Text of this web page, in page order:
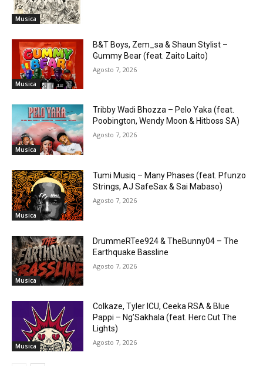
Musica
Musica
B&T Boys, Zem_sa & Shaun Stylist –
Gummy Bear (feat. Zaito Laito)
Agosto 7, 2026
Musica
Tribby Wadi Bhozza – Pelo Yaka (feat.
Poobington, Wendy Moon & Hitboss SA)
Agosto 7, 2026
Musica
Tumi Musiq – Many Phases (feat. Pfunzo
Strings, AJ SafeSax & Sai Mabaso)
Agosto 7, 2026
Musica
DrummeRTee924 & TheBunny04 – The
Earthquake Bassline
Agosto 7, 2026
Musica
Colkaze, Tyler ICU, Ceeka RSA & Blue
Pappi – Ng’Sakhala (feat. Herc Cut The
Lights)
Agosto 7, 2026